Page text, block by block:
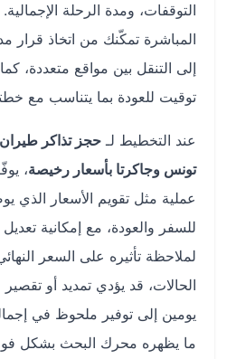
التوقفات، ومدة الرحلة الإجمالية. هذه
المباشرة تمكّنك من اتخاذ قرار
إلى التنقل بين مواقع متعددة، كما تتيح
توقيت للعودة بما يتناسب مع خطتك
عند التخطيط لـحجز تذاكر طيران
تونس وجاكرتا بأسعار رخيصة ، يوفّر لك
عملية مثل تقويم الأسعار الذي يوضح
للسفر والعودة، مع إمكانية تعديل
لملاحظة تأثيره على السعر النهائي.
الحالات، قد يؤدي تمديد أو تقصير مدة
يومين إلى توفير ملحوظ في إجمالي
ما يظهره محرك البحث بشكل فوري